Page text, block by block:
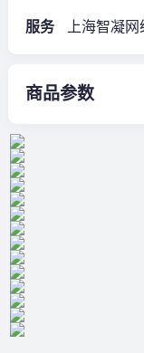
服务
商品参数